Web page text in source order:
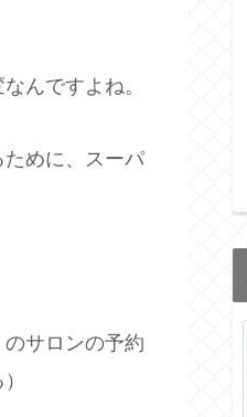
んですよね。
めに、スーパ
サロンの予約